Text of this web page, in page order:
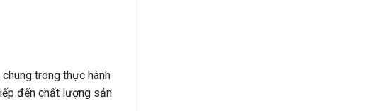
trong thực hành
đến chất lượng sản